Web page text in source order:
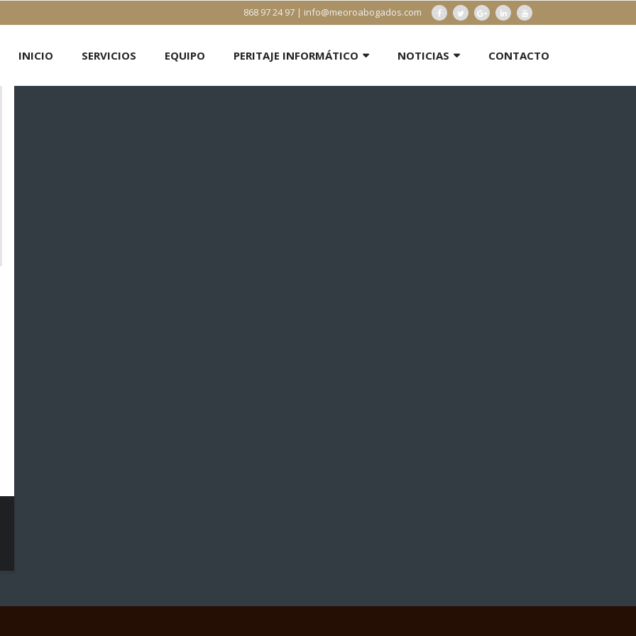
868 97 24 97 | info@meoroabogados.com
INICIO SERVICIOS EQUIPO PERITAJE INFORMÁTICO NOTICIAS CONTACTO